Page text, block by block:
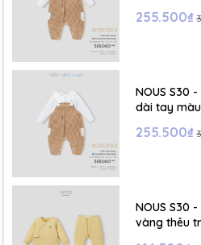
255.500₫
NOUS S30
dài tay
255.500₫
NOUS S30
vàng thêu